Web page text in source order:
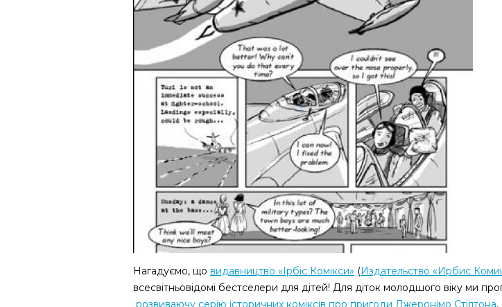
Нагадуємо, що видавництво «Ірбіс Комікси» (Издательство «Ирбис
всесвітньовідомі бестселери для дітей! Для діток молодшого віку ми
розвиваючу серію історичних коміксів про пригоди Джеронімо Стілтона,